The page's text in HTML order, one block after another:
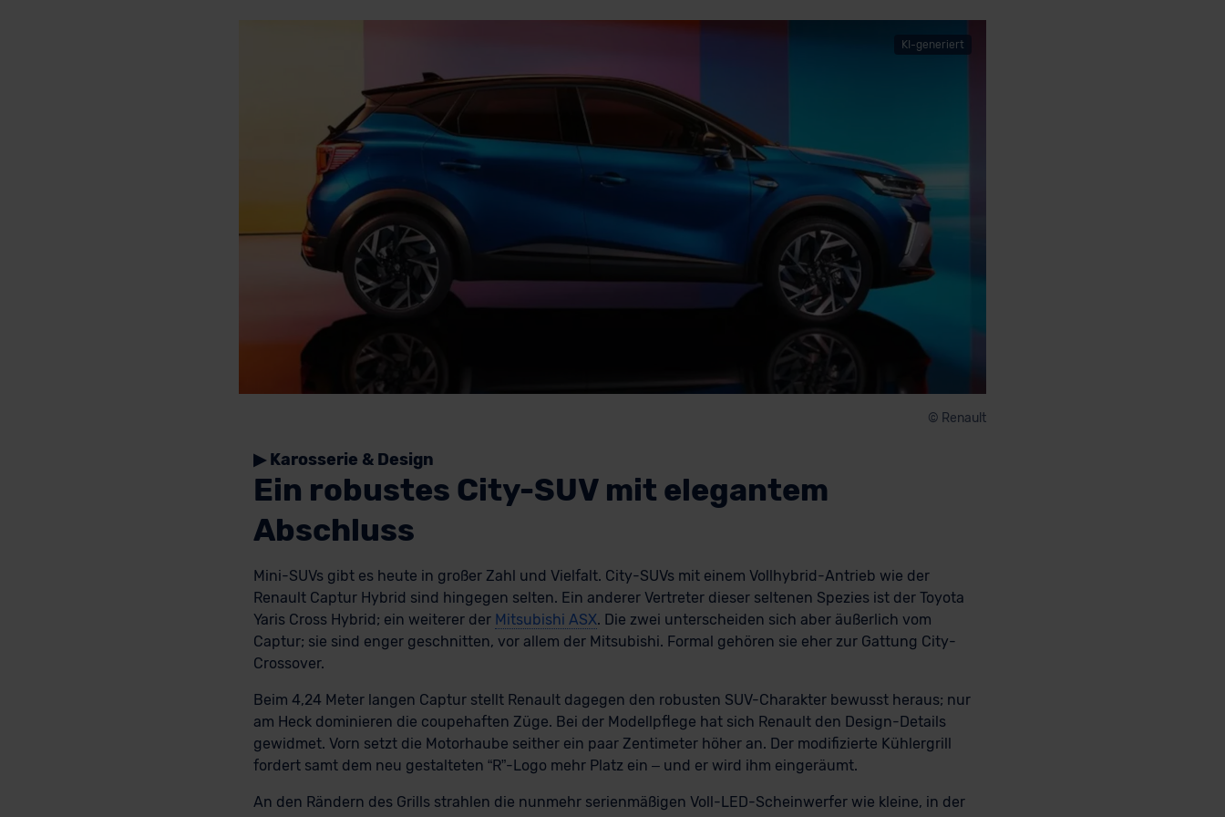
KI-generiert
© Renault
▶ Karosserie & Design
Ein robustes City-SUV mit elegantem
Abschluss
Mini-SUVs gibt es heute in großer Zahl und Vielfalt. City-SUVs mit einem Vollhybrid-Antrieb wie der
Renault Captur Hybrid sind hingegen selten. Ein anderer Vertreter dieser seltenen Spezies ist der Toyota
Yaris Cross Hybrid; ein weiterer der Mitsubishi ASX. Die zwei unterscheiden sich aber äußerlich vom
Captur; sie sind enger geschnitten, vor allem der Mitsubishi. Formal gehören sie eher zur Gattung City-
Crossover.
Beim 4,24 Meter langen Captur stellt Renault dagegen den robusten SUV-Charakter bewusst heraus; nur
am Heck dominieren die coupehaften Züge. Bei der Modellpflege hat sich Renault den Design-Details
gewidmet. Vorn setzt die Motorhaube seither ein paar Zentimeter höher an. Der modifizierte Kühlergrill
fordert samt dem neu gestalteten “R”-Logo mehr Platz ein – und er wird ihm eingeräumt.
An den Rändern des Grills strahlen die nunmehr serienmäßigen Voll-LED-Scheinwerfer wie kleine, in der